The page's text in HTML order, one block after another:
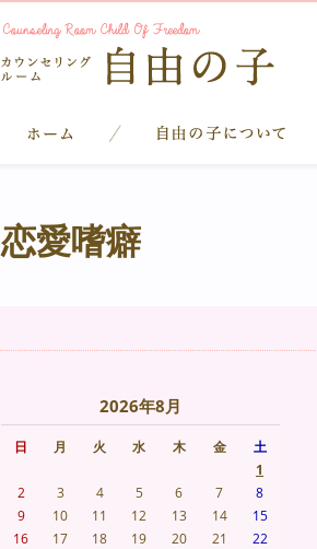
恋愛嗜癖
2026年8月
日 月 火 水 木 金 土
1
2
3 4 5 6 7
8
9
10 11 12 13 14
15
16
17 18 19 20 21
22